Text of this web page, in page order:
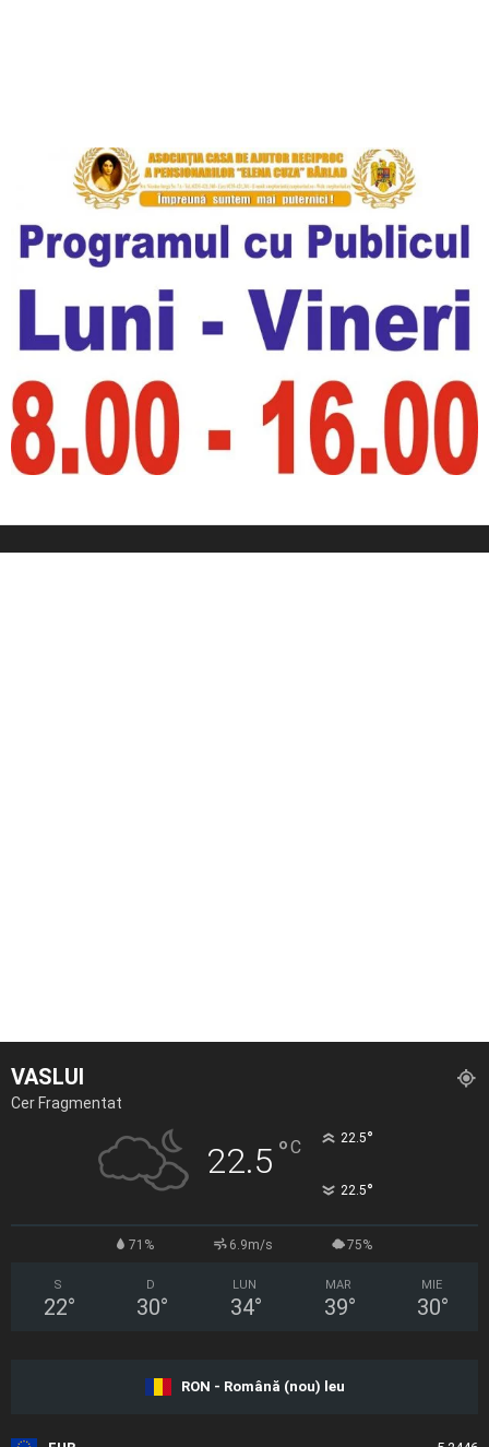
VASLUI
Cer Fragmentat
22.5 °C 22.5°
22.5°
71% 6.9m/s 75%
S
22°
D
30°
LUN
34°
MAR
39°
MIE
30°
RON - Română (nou) leu